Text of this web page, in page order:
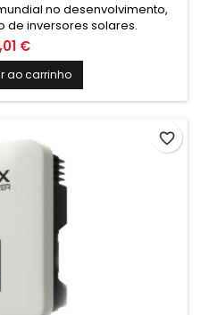
no desenvolvimento,
de inversores solares.
€
ao carrinho
favorite_border